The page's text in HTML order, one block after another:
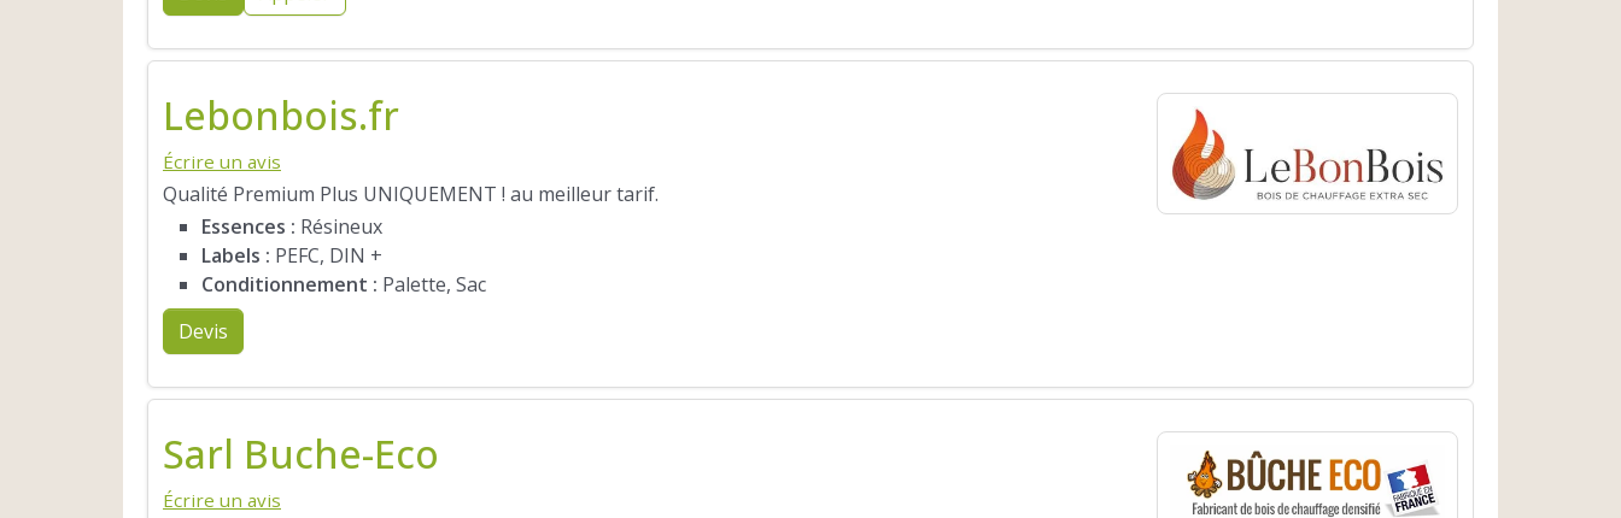
Lebonbois.fr
Écrire un avis
Qualité Premium Plus UNIQUEMENT ! au meilleur tarif.
Essences : Résineux
Labels : PEFC, DIN +
Conditionnement : Palette, Sac
Devis
Sarl Buche-Eco
Écrire un avis